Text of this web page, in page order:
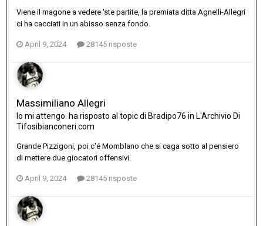
Viene il magone a vedere 'ste partite, la premiata ditta Agnelli-Allegri
ci ha cacciati in un abisso senza fondo.
April 9, 2024 28145 risposte
Massimiliano Allegri
Io mi attengo. ha risposto al topic di Bradipo76 in L'Archivio Di
Tifosibianconeri.com
Grande Pizzigoni, poi c'é Momblano che si caga sotto al pensiero
di mettere due giocatori offensivi.
April 9, 2024 28145 risposte